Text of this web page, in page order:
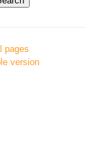
pages
version